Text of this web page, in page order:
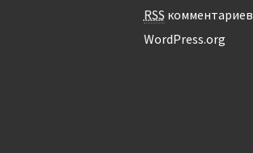
RSS комментариев
WordPress.org